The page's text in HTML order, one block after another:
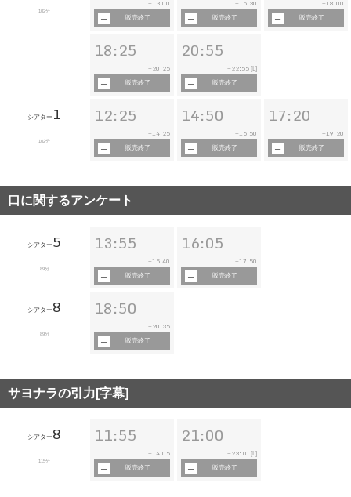
102分
~13:00
販売終了
~15:30
販売終了
~18:00
販売終了
18:25
~ 20:25
販売終了
20:55
~ 22:55 [L]
販売終了
シアター 1
102分
12:25
~14:25
販売終了
14:50
~16:50
販売終了
17:20
~19:20
販売終了
口に関するアンケート
シアター5
89分
13:55
~ 15:40
販売終了
16:05
~ 17:50
販売終了
シアター8
89分
18:50
~ 20:35
販売終了
サヨナラの引力[字幕]
シアター8
115分
11:55
~14:05
販売終了
21:00
~ 23:10 [L]
販売終了